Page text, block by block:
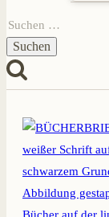
Suchen
nach: